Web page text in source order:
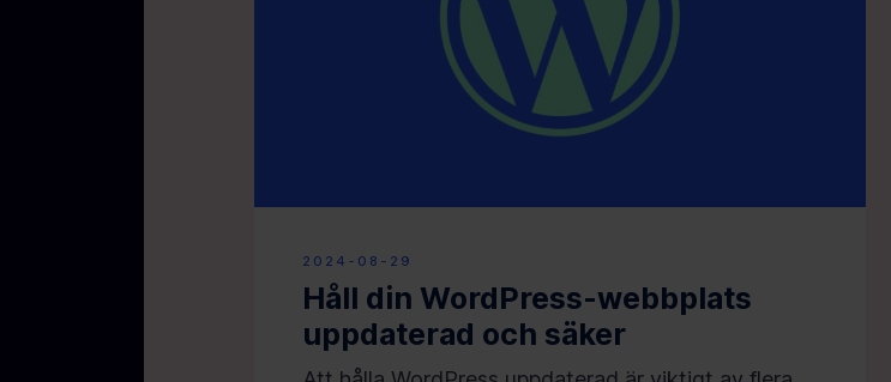
2024-08-29
Håll din WordPress-webbplats
uppdaterad och säker